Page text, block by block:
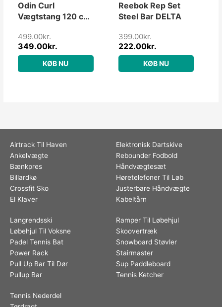
Odin Curl
Vægtstang 120 cm,
499.00kr.
349.00kr.
KØB NU
Reebok Rep Set
Steel Bar DELTA
399.00kr.
222.00kr.
KØB NU
Airtrack Til Haven
Ankelvægte
Bænkpres
Billardkø
Crossfit Sko
El Klaver
Elektronisk Dartskive
Rebounder Fodbold
Håndvægtesæt
Høretelefoner Til Løb
Justerbare Håndvægte
Kabeltårn
Langrendsski
Løbehjul Til Voksne
Padel Tennis Bat
Power Rack
Pull Up Bar Til Dør
Pullup Bar
Ramper Til Løbehjul
Skoovertræk
Snowboard Støvler
Stairmaster
Sup Paddleboard
Tennis Ketcher
Tennis Nederdel